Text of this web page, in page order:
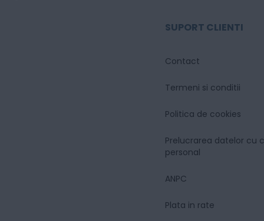
SUPORT CLIENTI
Contact
Termeni si conditii
Politica de cookies
Prelucrarea datelor cu
personal
ANPC
Plata in rate